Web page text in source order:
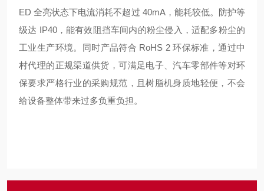
ED 全亮状态下电流消耗不超过 40mA，能耗较低。防护等
级达 IP40，能有效阻挡车间内的粉尘侵入，适配多粉尘的
工业生产环境。同时产品符合 RoHS 2 环保标准，通过中
村代理的正规渠道供货，可满足电子、汽车零部件等对环
保要求严格行业的采购规范，且树脂机身质地轻便，不会
给设备整体带来过多负重负担。